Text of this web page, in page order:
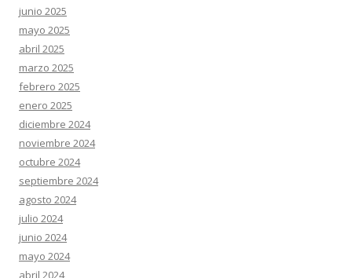
junio 2025
mayo 2025
abril 2025
marzo 2025
febrero 2025
enero 2025
diciembre 2024
noviembre 2024
octubre 2024
septiembre 2024
agosto 2024
julio 2024
junio 2024
mayo 2024
abril 2024